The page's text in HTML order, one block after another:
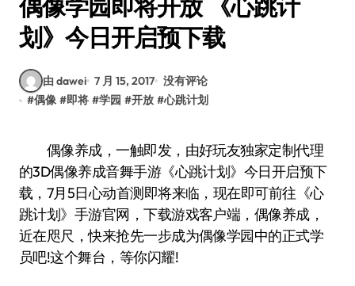
偶像学园即将开放 《心跳计
划》今日开启预下载
由 dawei 7 月 15, 2017 没有评论
#偶像 #即将 #学园 #开放 #心跳计划
偶像养成，一触即发，由好玩友独家定制代理
的3D偶像养成音舞手游《心跳计划》今日开启预下
载，7月5日心动首测即将来临，现在即可前往《心
跳计划》手游官网，下载游戏客户端，偶像养成，
近在咫尺，快来抢先一步成为偶像学园中的正式学
员吧!这个舞台，等你闪耀!